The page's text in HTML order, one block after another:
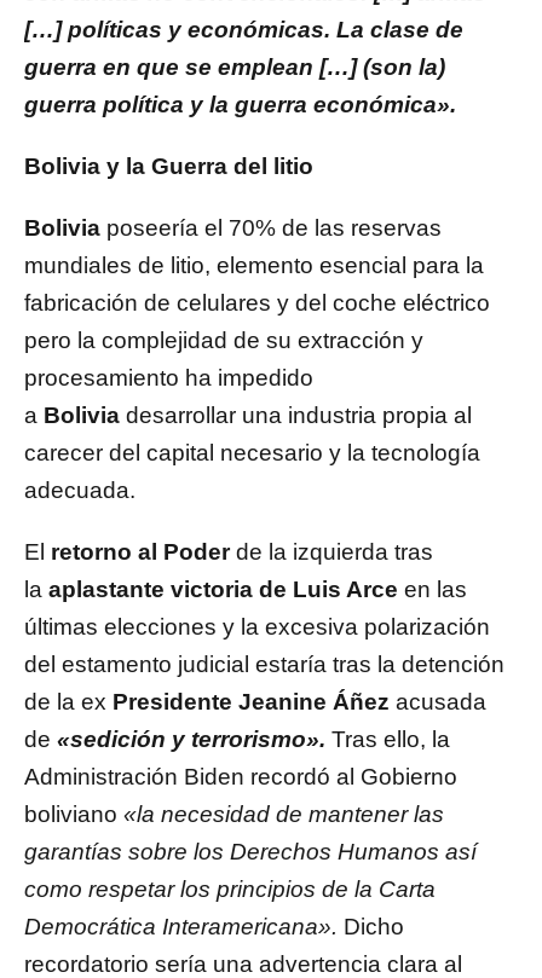
[…] políticas y económicas. La clase de
guerra en que se emplean […] (son la)
guerra política y la guerra económica».
Bolivia y la Guerra del litio
Bolivia poseería el 70% de las reservas
mundiales de litio, elemento esencial para la
fabricación de celulares y del coche eléctrico
pero la complejidad de su extracción y
procesamiento ha impedido
a Bolivia desarrollar una industria propia al
carecer del capital necesario y la tecnología
adecuada.
El retorno al Poderde la izquierda tras
la aplastante victoria de Luis Arce en las
últimas elecciones y la excesiva polarización
del estamento judicial estaría tras la detención
de la ex Presidente Jeanine Áñez acusada
de «sedición y terrorismo». Tras ello, la
Administración Biden recordó al Gobierno
boliviano «la necesidad de mantener las
garantías sobre los Derechos Humanos así
como respetar los principios de la Carta
Democrática Interamericana». Dicho
recordatorio sería una advertencia clara al